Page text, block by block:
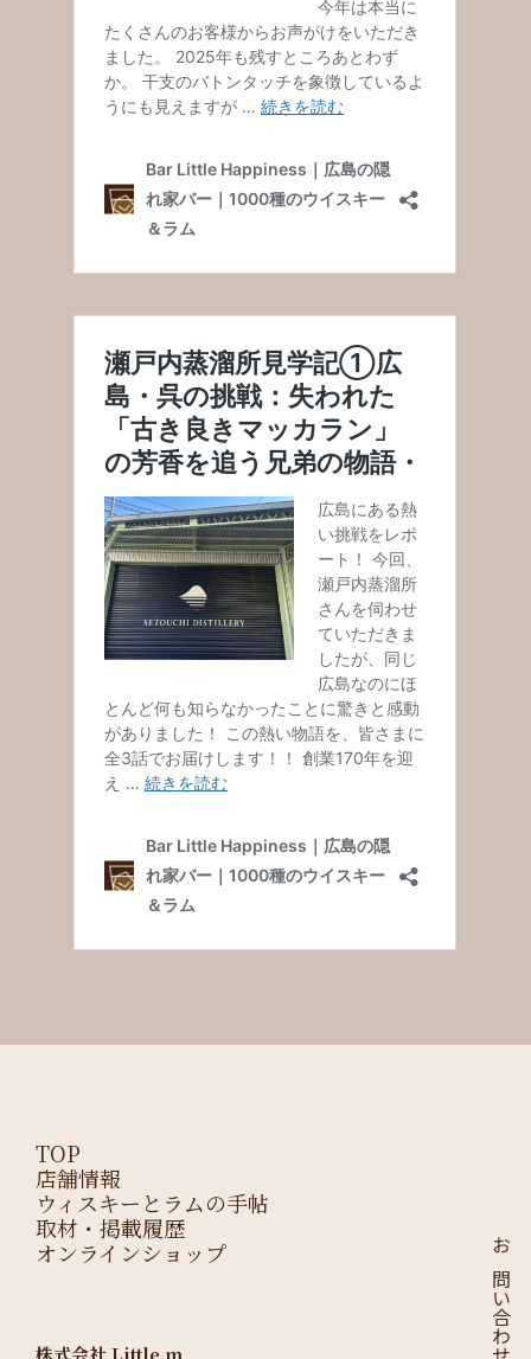
TOP
店舗情報
ウィスキーとラムの手帖
取材・掲載履歴
オンラインショップ